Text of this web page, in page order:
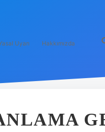
Uyarı Hakkımızda